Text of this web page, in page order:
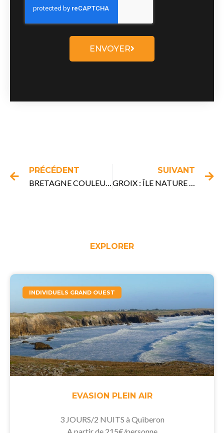
ENVOYER
PRÉCÉDENT
BRETAGNE COULEUR ÉMERAUDE
SUIVANT
GROIX : ÎLE NATURE & RANDONNÉE
EXPLORER
INDIVIDUELS GRAND OUEST
EVASION PLEIN AIR
3 JOURS/2 NUITS à Quiberon